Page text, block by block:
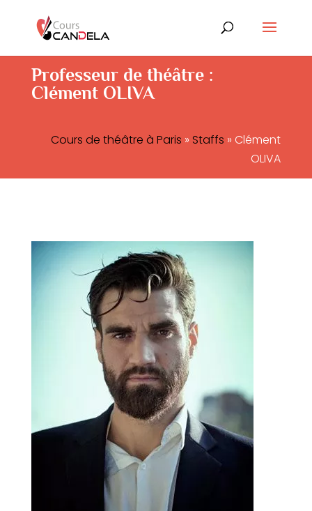
Professeur de théâtre :
Clément OLIVA
Cours de théâtre à Paris »Staffs » Clément
OLIVA